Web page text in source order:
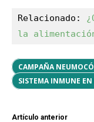
Relacionado:
la
CAMPAÑA
SISTEMA INMUNE
Artículo anterior